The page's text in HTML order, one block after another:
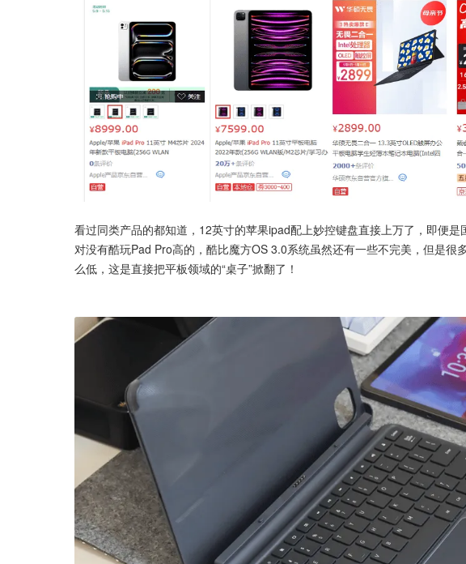
看过同类产品的都知道，12英寸的苹果ipad配上妙控键盘直接上万了，即便
对没有酷玩Pad Pro高的，酷比魔方OS 3.0系统虽然还有一些不完美，但是很
么低，这是直接把平板领域的“桌子”掀翻了！